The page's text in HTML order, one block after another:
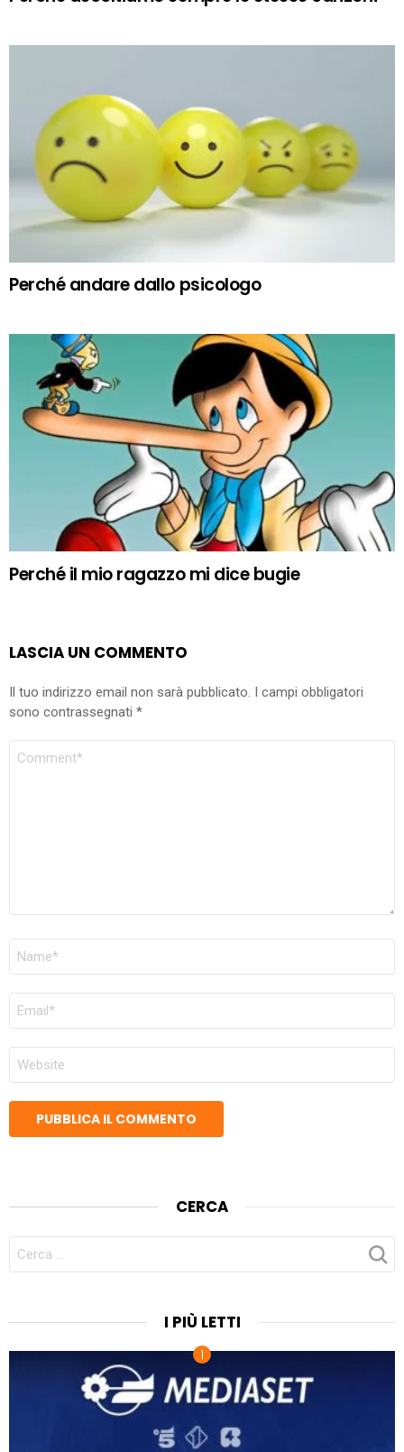
Perché andare dallo psicologo
Perché il mio ragazzo mi dice bugie
LASCIA UN COMMENTO
Il tuo indirizzo email non sarà pubblicato. I campi obbligatori
sono contrassegnati *
COMMENTO
NOME
EMAIL
SITO
WEB
CERCA
CERCA
PER:
I PIÙ LETTI